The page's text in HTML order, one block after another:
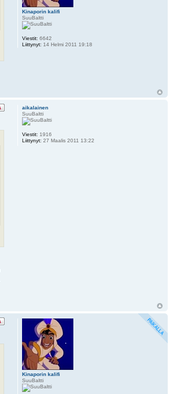
Kinaporin kalifi
SuuBaltti
Viestit: 6642
Liittynyt: 14 Helmi 2011 19:18
aikalainen
SuuBaltti
Viestit: 1916
Liittynyt: 27 Maalis 2011 13:22
Kinaporin kalifi
SuuBaltti